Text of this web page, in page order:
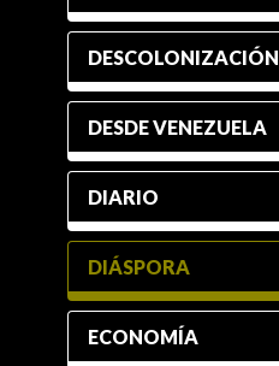
DESCOLONIZACIÓN
DESDE VENEZUELA
DIARIO
DIÁSPORA
ECONOMÍA